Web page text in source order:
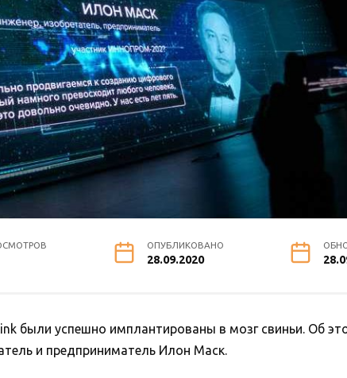
ОПУБЛИКОВАНО
28.09.2020
были успешно имплантированы в мозг свиньи. Об
и предприниматель Илон Маск.